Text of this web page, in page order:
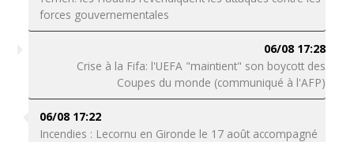
forces gouvernementales
06/08 17:28
Crise à la Fifa: l'UEFA "maintient" son boycott des
Coupes du monde (communiqué à l'AFP)
06/08 17:22
Incendies : Lecornu en Gironde le 17 août accompagné